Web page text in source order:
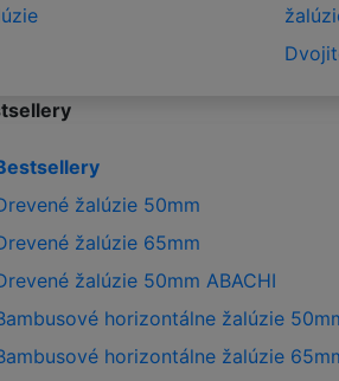
žalúzie 50mm
žalúzie 65mm
žalúzie 50mm ABACHI
horizontálne žalúzie
horizontálne žalúzie